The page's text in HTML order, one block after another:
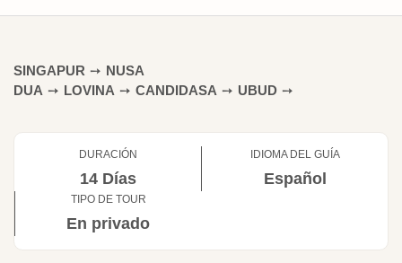
SINGAPUR ➙ NUSA
DUA ➙ LOVINA ➙ CANDIDASA ➙ UBUD ➙
DURACIÓN
14 Días
IDIOMA DEL GUÍA
Español
TIPO DE TOUR
En privado